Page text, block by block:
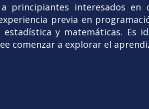
principiantes interesados en
previa en
estadística y matemáticas. Es
comenzar a explorar el